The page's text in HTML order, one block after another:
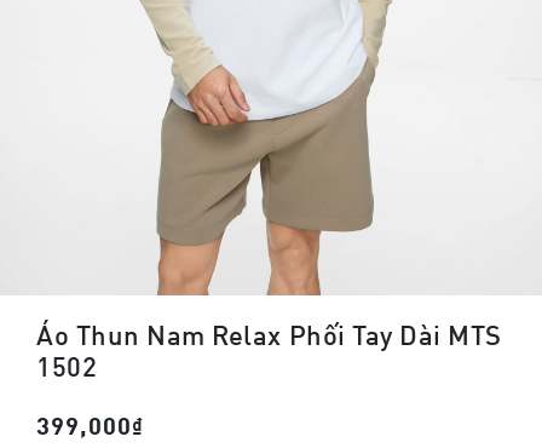
Áo Thun Nam Relax Phối Tay Dài MTS
1502
399,000₫